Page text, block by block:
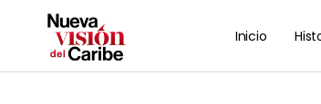
Inicio